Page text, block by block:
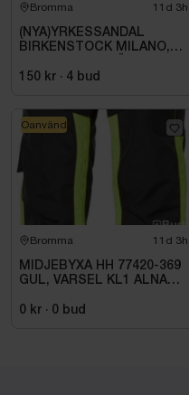
Bromma 11d 3h
(NYA)YRKESSANDAL
BIRKENSTOCK MILANO,
SVART. STL 42
150 kr · 4 bud
Bromma 11d 3h
MIDJEBYXA HH 77420-369
GUL, VARSEL KL1 ALNA
0 kr · 0 bud
Oanvänd